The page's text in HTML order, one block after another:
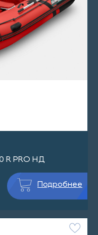
R PRO НД
Подробнее